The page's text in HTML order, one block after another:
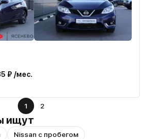
₽ /мес.
1 2
ищут
Nissan с пробегом